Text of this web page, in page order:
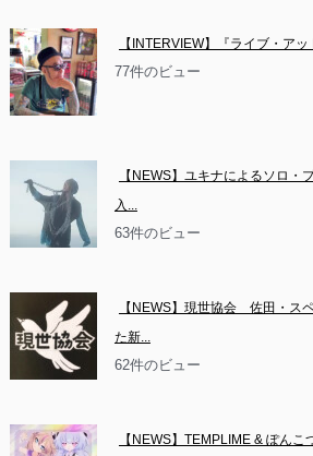
【INTERVIEW】『ライブ・ア
77件のビュー
【NEWS】ユキナによるソロ・
入...
63件のビュー
【NEWS】現世協会　佐田・ス
た新...
62件のビュー
【NEWS】TEMPLIME & ぽんこ